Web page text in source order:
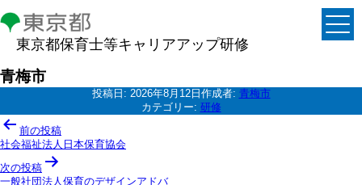
東京都保育士等キャリアアップ研修
青梅市
投稿日: 2026年8月12日 作成者: 青梅市
カテゴリー: 研修
投
稿
ナ
前の投稿
社会福祉法人日本保育協会
次の投稿
一般社団法人保育のデザインアドバ